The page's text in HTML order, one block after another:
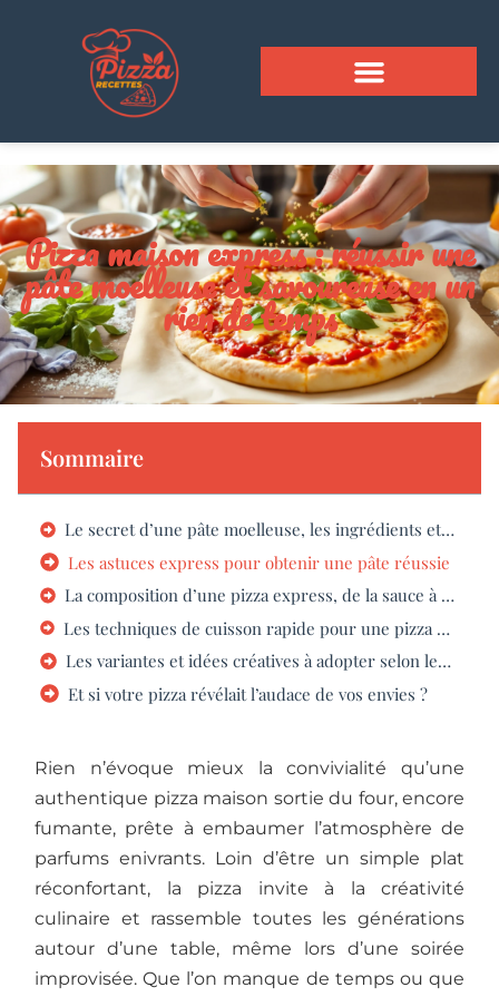
Pizza maison express : réussir une
pâte moelleuse et savoureuse en un
rien de temps
Sommaire
Le secret d’une pâte moelleuse, les ingrédients et les astuces
Les astuces express pour obtenir une pâte réussie
La composition d’une pizza express, de la sauce à la garniture
Les techniques de cuisson rapide pour une pizza maison moelleuse
Les variantes et idées créatives à adopter selon les envies
Et si votre pizza révélait l’audace de vos envies ?
Rien n’évoque mieux la convivialité qu’une
authentique pizza maison sortie du four, encore
fumante, prête à embaumer l’atmosphère de
parfums enivrants. Loin d’être un simple plat
réconfortant, la pizza invite à la créativité
culinaire et rassemble toutes les générations
autour d’une table, même lors d’une soirée
improvisée. Que l’on manque de temps ou que